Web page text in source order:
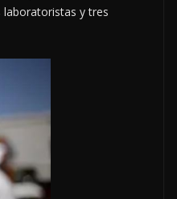
y tres